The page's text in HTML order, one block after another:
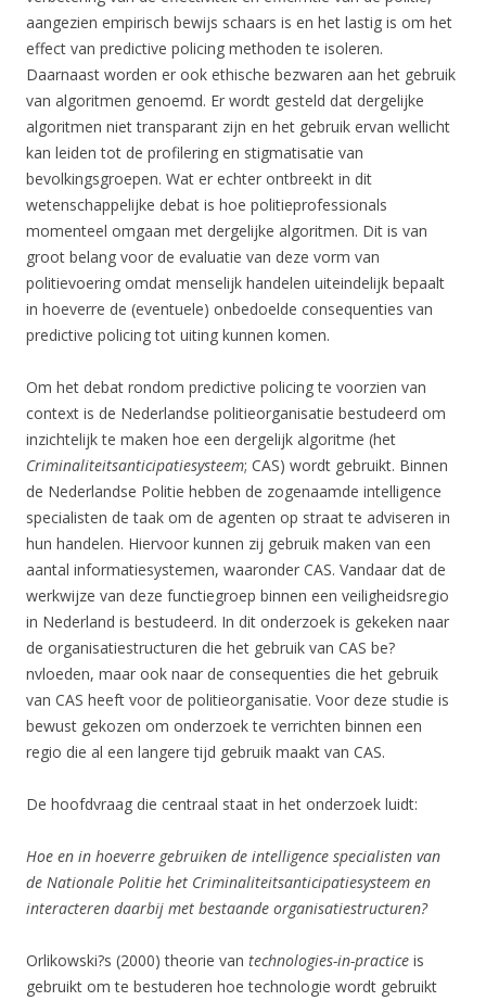
aangezien empirisch bewijs schaars is en het lastig is om het
effect van predictive policing methoden te isoleren.
Daarnaast worden er ook ethische bezwaren aan het gebruik
van algoritmen genoemd. Er wordt gesteld dat dergelijke
algoritmen niet transparant zijn en het gebruik ervan wellicht
kan leiden tot de profilering en stigmatisatie van
bevolkingsgroepen. Wat er echter ontbreekt in dit
wetenschappelijke debat is hoe politieprofessionals
momenteel omgaan met dergelijke algoritmen. Dit is van
groot belang voor de evaluatie van deze vorm van
politievoering omdat menselijk handelen uiteindelijk bepaalt
in hoeverre de (eventuele) onbedoelde consequenties van
predictive policing tot uiting kunnen komen.
Om het debat rondom predictive policing te voorzien van
context is de Nederlandse politieorganisatie bestudeerd om
inzichtelijk te maken hoe een dergelijk algoritme (het
Criminaliteitsanticipatiesysteem; CAS) wordt gebruikt. Binnen
de Nederlandse Politie hebben de zogenaamde intelligence
specialisten de taak om de agenten op straat te adviseren in
hun handelen. Hiervoor kunnen zij gebruik maken van een
aantal informatiesystemen, waaronder CAS. Vandaar dat de
werkwijze van deze functiegroep binnen een veiligheidsregio
in Nederland is bestudeerd. In dit onderzoek is gekeken naar
de organisatiestructuren die het gebruik van CAS be?
nvloeden, maar ook naar de consequenties die het gebruik
van CAS heeft voor de politieorganisatie. Voor deze studie is
bewust gekozen om onderzoek te verrichten binnen een
regio die al een langere tijd gebruik maakt van CAS.
De hoofdvraag die centraal staat in het onderzoek luidt:
Hoe en in hoeverre gebruiken de intelligence specialisten van
de Nationale Politie het Criminaliteitsanticipatiesysteem en
interacteren daarbij met bestaande organisatiestructuren?
Orlikowski?s (2000) theorie van technologies-in-practice is
gebruikt om te bestuderen hoe technologie wordt gebruikt